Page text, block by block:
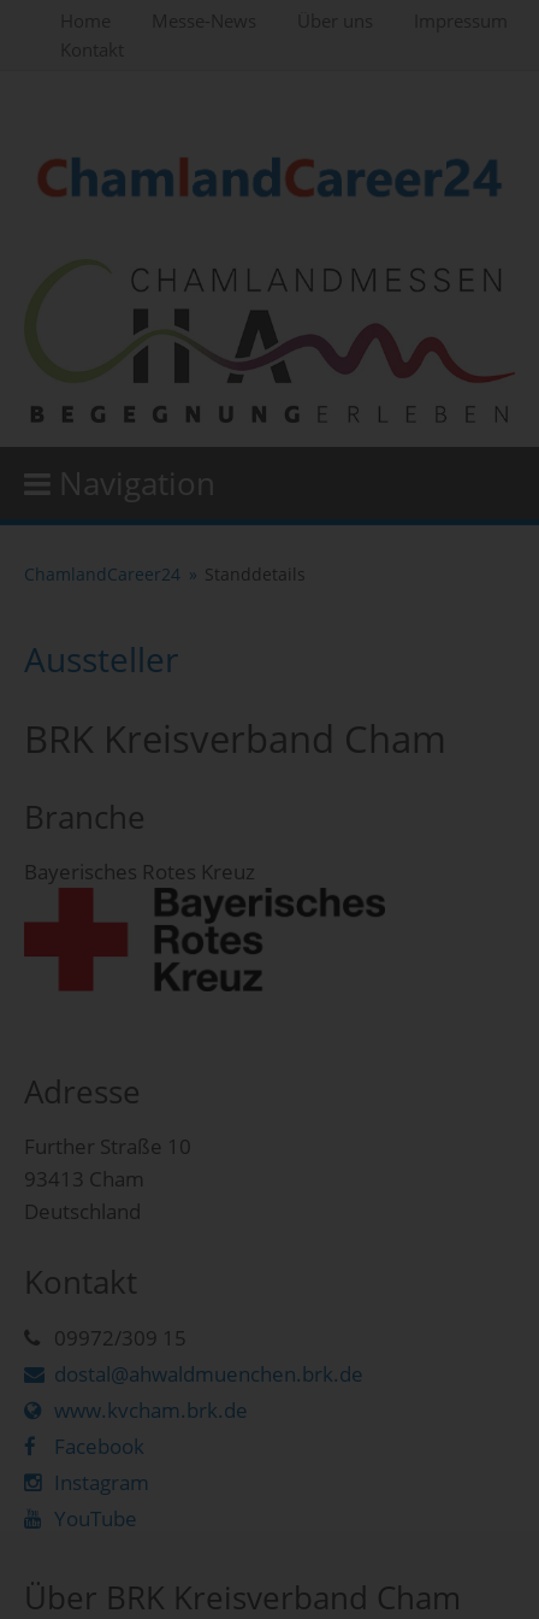
Navigation
ChamlandCareer24 Standdetails
Aussteller
BRK Kreisverband Cham
Branche
Bayerisches Rotes Kreuz
Adresse
Further Straße 10
93413 Cham
Deutschland
Kontakt
09972/309 15
dostal@ahwaldmuenchen.brk.de
www.kvcham.brk.de
Facebook
Instagram
YouTube
Über BRK Kreisverband Cham